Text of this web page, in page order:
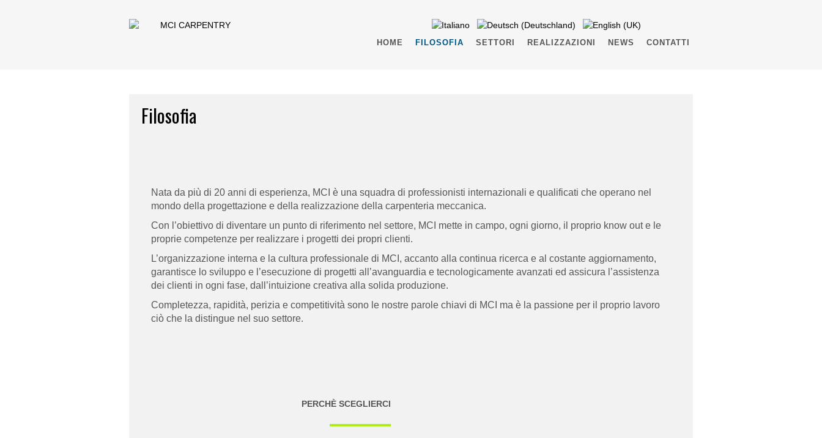
HOME FILOSOFIA SETTORI REALIZZAZIONI NEWS CONTATTI
Filosofia
Nata da più di 20 anni di esperienza, MCI è una squadra di professionisti internazionali e qualificati che operano nel
mondo della progettazione e della realizzazione della carpenteria meccanica.
Con l’obiettivo di diventare un punto di riferimento nel settore, MCI mette in campo, ogni giorno, il proprio know out e le
proprie competenze per realizzare i progetti dei propri clienti.
L’organizzazione interna e la cultura professionale di MCI, accanto alla continua ricerca e al costante aggiornamento,
garantisce lo sviluppo e l’esecuzione di progetti all’avanguardia e tecnologicamente avanzati ed assicura l’assistenza
dei clienti in ogni fase, dall’intuizione creativa alla solida produzione.
Completezza, rapidità, perizia e competitività sono le nostre parole chiavi di MCI ma è la passione per il proprio lavoro
ciò che la distingue nel suo settore.
PERCHÈ SCEGLIERCI